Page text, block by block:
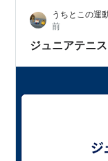
うちとこの運
前
ジュニアテニ